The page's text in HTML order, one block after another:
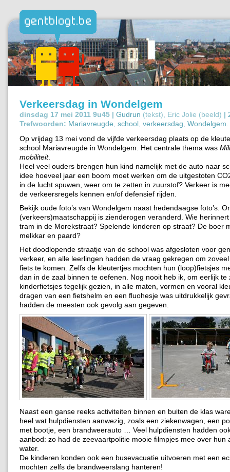
Verkeersdag in Wondelgem
dinsdag 17 mei 2011 9u45 | Gudrun (tekst), Eric Jolie (beeld) |
Trefwoorden: Mariavreugde school verkeersdag Wondelgem
Op vrijdag 13 mei vond de vijfde verkeersdag plaats op de
school Mariavreugde in Wondelgem. Het centrale thema was
mobiliteit.
Heel veel ouders brengen hun kind namelijk met de auto naar
idee hoeveel jaar een boom moet werken om de uitgestoten
in de lucht spuwen, weer om te zetten in zuurstof? Verkeer is
de verkeersregels kennen en/of defensief rijden.
Bekijk oude foto’s van Wondelgem naast hedendaagse foto’s.
(verkeers)maatschappij is zienderogen veranderd. Wie
tram in de Morekstraat? Spelende kinderen op straat? De boer
melkkar en paard?
Het doodlopende straatje van de school was afgesloten voor
verkeer, en alle leerlingen hadden de vraag gekregen om
fiets te komen. Zelfs de kleutertjes mochten hun (loop)fietsjes
dan in de zaal binnen te oefenen. Nog nooit heb ik, om eerlijk te
kinderfietsjes tegelijk gezien, in alle maten, vormen en vooral
dragen van een fietshelm en een fluohesje was uitdrukkelijk
hadden de meesten ook gevolg aan gegeven.
Naast een ganse reeks activiteiten binnen en buiten de klas
heel wat hulpdiensten aanwezig, zoals een ziekenwagen, een
met bootje, een brandweerauto … Veel hulpdiensten hadden
aanbod: zo had de zeevaartpolitie mooie filmpjes mee over hun
water.
De kinderen konden ook een busevacuatie uitvoeren met een
mochten zelfs de brandweerslang hanteren!